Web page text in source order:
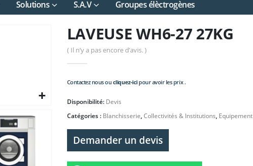
Solutions S.A.V Groupes élèctrogènes
LAVEUSE WH6-27 27KG
( Il n’y a pas encore d’avis. )
Contactez nous ou cliquez-icipour avoir les prix .
Disponibilité: Devis
Catégories : Blanchisserie,Collectivités & Institutions, Equipement
Demander un devis